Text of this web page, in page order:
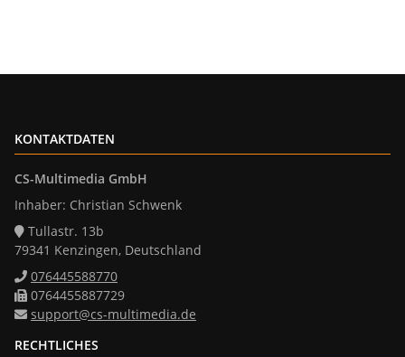
KONTAKTDATEN
CS-Multimedia GmbH
Inhaber: Christian Schwenk
Tullastr. 13b
79341 Kenzingen, Deutschland
076445588770
0764455887729
support@cs-multimedia.de
RECHTLICHES